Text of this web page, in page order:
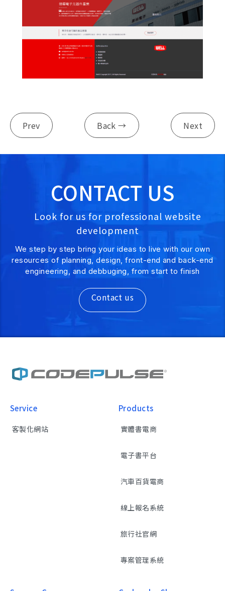
Prev Back → Next
CONTACT US
Look for us for professional website
development
We step by step bring your ideas to live with our own
resources of planning, design, front-end and back-end
engineering, and debbuging, from start to finish
Contact us
Service
客製化網站
Products
實體書電商
電子書平台
汽車百貨電商
線上報名系統
旅行社官網
專案管理系統